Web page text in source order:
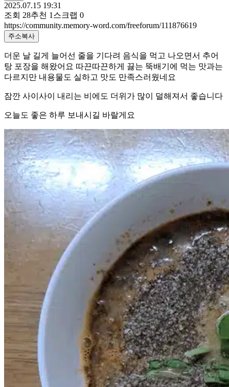
2025.07.15 19:31
조회 28추천 1 스크랩 0
https://community.memory-word.com/freeforum/111876619
주소복사
더운 날 길게 늘어선 줄을 기다려 음식을 먹고 나오면서 추어
탕 포장을 해왔어요 따끈따끈하게 끓는 뚝배기에 먹는 맛과는
다르지만 내용물도 실하고 맛도 만족스러웠네요
잠깐 사이사이 내리는 비에도 더위가 많이 덜해져서 좋습니다
오늘도 좋은 하루 보내시길 바랄게요